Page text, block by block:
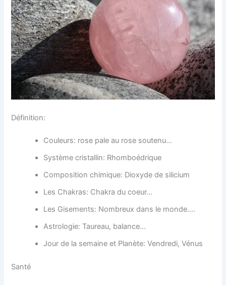
Définition:
Couleurs: rose pale au rose soutenu…
Système cristallin: Rhomboédrique
Composition chimique: Dioxyde de silicium
Les Chakras: Chakra du coeur…
Les Gisements: Nombreux dans le monde….
Astrologie: Taureau, balance…
Jour de la semaine et Planète: Vendredi, Vénus
Santé